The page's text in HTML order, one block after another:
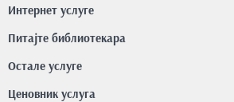
Интернет услуге
Питајте библиотекара
Остале услуге
Ценовник услуга